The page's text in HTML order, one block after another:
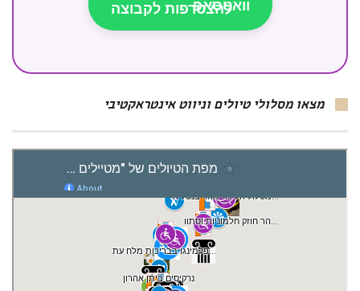
להצטרפות לקבוצה
מצאו מסלולי טיולים וניווט אינטראקטיבי